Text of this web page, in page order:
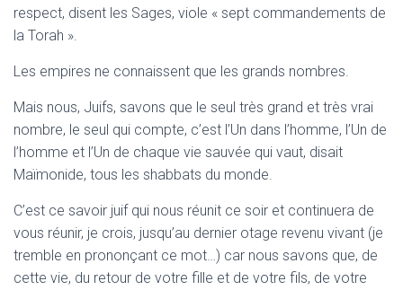
respect, disent les Sages, viole « sept commandements de
la Torah ».
Les empires ne connaissent que les grands nombres.
Mais nous, Juifs, savons que le seul très grand et très vrai
nombre, le seul qui compte, c’est l’Un dans l’homme, l’Un de
l’homme et l’Un de chaque vie sauvée qui vaut, disait
Maïmonide, tous les shabbats du monde.
C’est ce savoir juif qui nous réunit ce soir et continuera de
vous réunir, je crois, jusqu’au dernier otage revenu vivant (je
tremble en prononçant ce mot…) car nous savons que, de
cette vie, du retour de votre fille et de votre fils, de votre